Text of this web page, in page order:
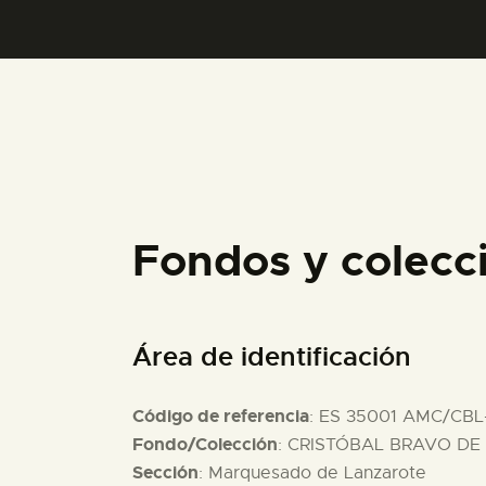
Fondos y
Área de identificación
Código de referencia: ES 35001 AMC/
Fondo/Colección: CRISTÓBAL BRAVO
Sección: Marquesado de Lanzarote